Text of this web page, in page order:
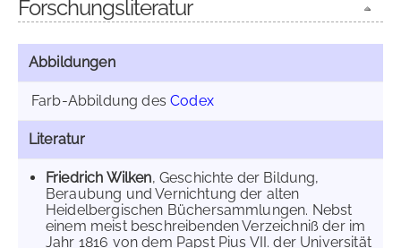
Forschungsliteratur
Abbildungen
Farb-Abbildung desCodex
Literatur
Friedrich Wilken, Geschichte der Bildung,
Beraubung und Vernichtung der alten
Heidelbergischen Büchersammlungen. Nebst
einem meist beschreibenden Verzeichniß der im
Jahr 1816 von dem Papst Pius VII. der Universität